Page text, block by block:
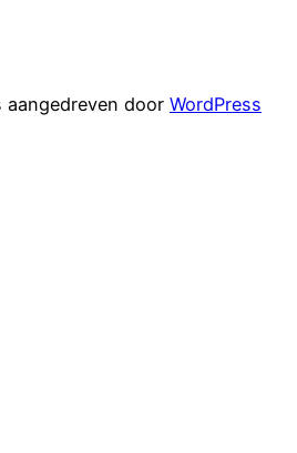
aangedreven door WordPress